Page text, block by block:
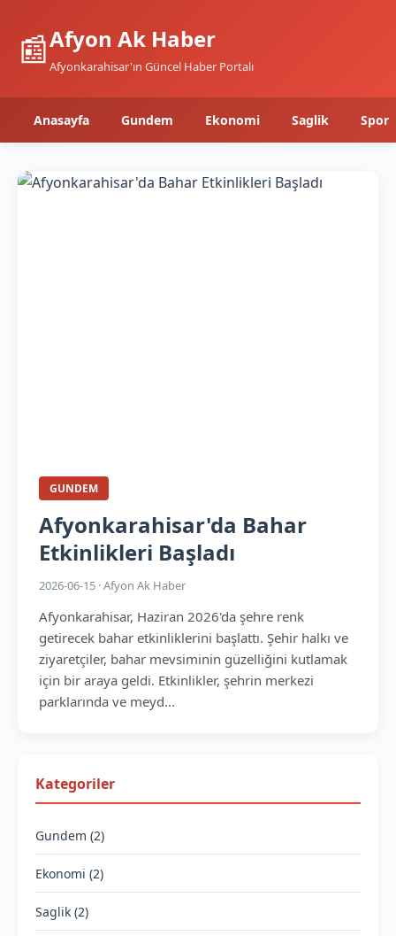
📰Afyon Ak Haber
Afyonkarahisar'ın Güncel Haber Portalı
Anasayfa Gundem Ekonomi Saglik Spor
GUNDEM
Afyonkarahisar'da Bahar
Etkinlikleri Başladı
2026-06-15 · Afyon Ak Haber
Afyonkarahisar, Haziran 2026'da şehre renk
getirecek bahar etkinliklerini başlattı. Şehir halkı ve
ziyaretçiler, bahar mevsiminin güzelliğini kutlamak
için bir araya geldi. Etkinlikler, şehrin merkezi
parklarında ve meyd...
Kategoriler
Gundem (2)
Ekonomi (2)
Saglik (2)